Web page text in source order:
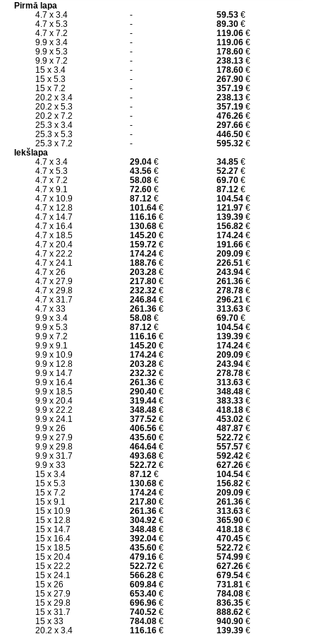
Pirmā lapa
4.7 x 3.4
- 59.53€
4.7 x 5.3
- 89.30€
4.7 x 7.2
- 119.06€
9.9 x 3.4
- 119.06€
9.9 x 5.3
- 178.60€
9.9 x 7.2
- 238.13€
15 x 3.4
- 178.60€
15 x 5.3
- 267.90€
15 x 7.2
- 357.19€
20.2 x 3.4
- 238.13€
20.2 x 5.3
- 357.19€
20.2 x 7.2
- 476.26€
25.3 x 3.4
- 297.66€
25.3 x 5.3
- 446.50€
25.3 x 7.2
- 595.32€
Iekšlapa
4.7 x 3.4
29.04€ 34.85€
4.7 x 5.3
43.56€ 52.27€
4.7 x 7.2
58.08€ 69.70€
4.7 x 9.1
72.60€ 87.12€
4.7 x 10.9
87.12€ 104.54€
4.7 x 12.8
101.64€ 121.97€
4.7 x 14.7
116.16€ 139.39€
4.7 x 16.4
130.68€ 156.82€
4.7 x 18.5
145.20€ 174.24€
4.7 x 20.4
159.72€ 191.66€
4.7 x 22.2
174.24€ 209.09€
4.7 x 24.1
188.76€ 226.51€
4.7 x 26
203.28€ 243.94€
4.7 x 27.9
217.80€ 261.36€
4.7 x 29.8
232.32€ 278.78€
4.7 x 31.7
246.84€ 296.21€
4.7 x 33
261.36€ 313.63€
9.9 x 3.4
58.08€ 69.70€
9.9 x 5.3
87.12€ 104.54€
9.9 x 7.2
116.16€ 139.39€
9.9 x 9.1
145.20€ 174.24€
9.9 x 10.9
174.24€ 209.09€
9.9 x 12.8
203.28€ 243.94€
9.9 x 14.7
232.32€ 278.78€
9.9 x 16.4
261.36€ 313.63€
9.9 x 18.5
290.40€ 348.48€
9.9 x 20.4
319.44€ 383.33€
9.9 x 22.2
348.48€ 418.18€
9.9 x 24.1
377.52€ 453.02€
9.9 x 26
406.56€ 487.87€
9.9 x 27.9
435.60€ 522.72€
9.9 x 29.8
464.64€ 557.57€
9.9 x 31.7
493.68€ 592.42€
9.9 x 33
522.72€ 627.26€
15 x 3.4
87.12€ 104.54€
15 x 5.3
130.68€ 156.82€
15 x 7.2
174.24€ 209.09€
15 x 9.1
217.80€ 261.36€
15 x 10.9
261.36€ 313.63€
15 x 12.8
304.92€ 365.90€
15 x 14.7
348.48€ 418.18€
15 x 16.4
392.04€ 470.45€
15 x 18.5
435.60€ 522.72€
15 x 20.4
479.16€ 574.99€
15 x 22.2
522.72€ 627.26€
15 x 24.1
566.28€ 679.54€
15 x 26
609.84€ 731.81€
15 x 27.9
653.40€ 784.08€
15 x 29.8
696.96€ 836.35€
15 x 31.7
740.52€ 888.62€
15 x 33
784.08€ 940.90€
20.2 x 3.4
116.16€ 139.39€